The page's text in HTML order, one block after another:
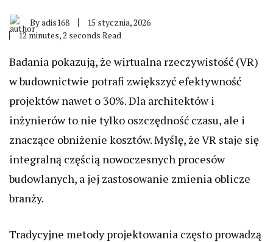
Byadis168
15 stycznia, 2026
12 minutes, 2 seconds Read
Badania pokazują, że wirtualna rzeczywistość (VR)
w budownictwie potrafi zwiększyć efektywność
projektów nawet o 30%. Dla architektów i
inżynierów to nie tylko oszczędność czasu, ale i
znaczące obniżenie kosztów. Myślę, że VR staje się
integralną częścią nowoczesnych procesów
budowlanych, a jej zastosowanie zmienia oblicze
branży.
Tradycyjne metody projektowania często prowadzą